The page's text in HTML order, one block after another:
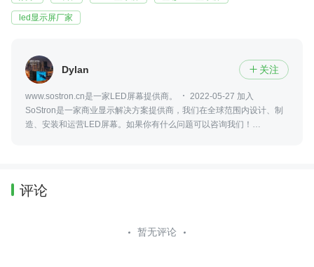
led显示屏厂家
Dylan  关注
www.sostron.cn是一家LED屏幕提供商。
2022-05-27 加入
SoStron是一家商业显示解决方案提供商，我们在全球范围内设计、制
造、安装和运营LED屏幕。如果你有什么问题可以咨询我们！
评论
暂无评论